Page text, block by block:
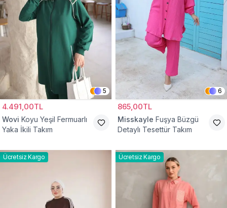
5
4.491,00TL
Wovi Koyu Yeşil Fermuarlı
Yaka İkili Takım
6
865,00TL
Misskayle Fuşya Büzgü
Detaylı Tesettür Takım
Ücretsiz Kargo Ücretsiz Kargo